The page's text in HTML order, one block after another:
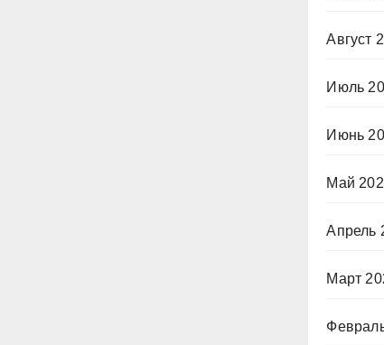
Август
Июль
Июнь
Май
Апрель
Март